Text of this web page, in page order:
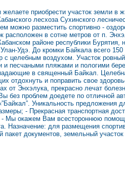
приобрести участок земли в
лесхоза Сухинского
можно разместить спортивно -
расположен в сотне метров от п.
районе республики Бурятия,
Удэ. До кромки Байкала всего
с целебным воздухом. Участок
и песчаными пляжами и пологими
в священный Байкал.
отдохнуть и поправить свое
от Энхэлука, прекрасно лечат
без проблем доедете по отличной
Уникальность предложения
- Прекрасная транспортная
- Мы окажем Вам всестороннюю
Назначение: для размещения
документов, земельный участок